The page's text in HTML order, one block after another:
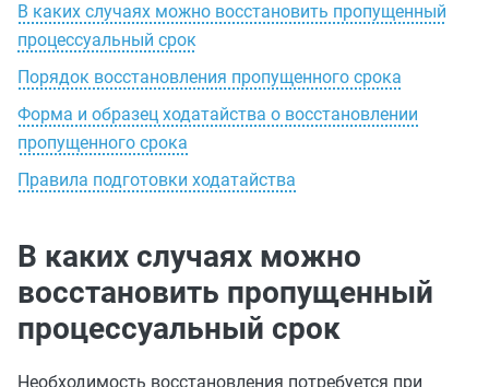
В каких случаях можно восстановить пропущенный
процессуальный срок
Порядок восстановления пропущенного срока
Форма и образец ходатайства о восстановлении
пропущенного срока
Правила подготовки ходатайства
В каких случаях можно
восстановить пропущенный
процессуальный срок
Необходимость восстановления потребуется при